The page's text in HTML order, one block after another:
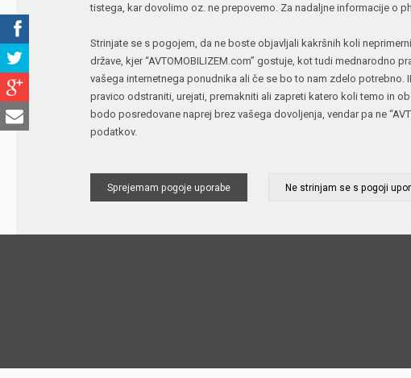
ROK
tistega, kar dovolimo oz. ne prepovemo. Za nadaljne informacije o
Strinjate se s pogojem, da ne boste objavljali kakršnih koli
države, kjer “AVTOMOBILIZEM.com” gostuje, kot tudi
vašega internetnega ponudnika ali če se bo to nam zdelo potrebno.
pravico odstraniti, urejati, premakniti ali zapreti katero koli temo in
bodo posredovane naprej brez vašega dovoljenja, vendar pa ne
podatkov.